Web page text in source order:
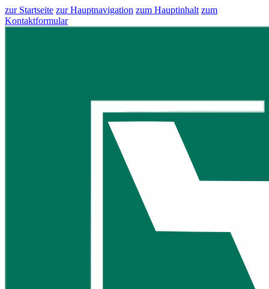
zur Startseite zur Hauptnavigation zum Hauptinhalt zum
Kontaktformular